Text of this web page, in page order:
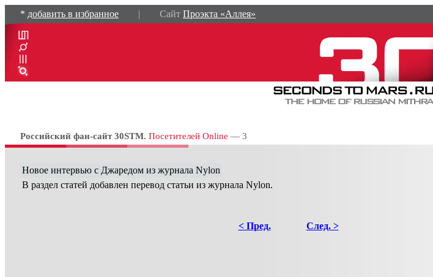
* добавить в избранное | Сайт Проэкта «Аллея»
Российский фан-сайт 30STM. Посетителей Online — 3
Новое интервью c Джаредом из журнала Nylon
В раздел статей добавлен перевод статьи из журнала Nylon.
< Пред. След. >